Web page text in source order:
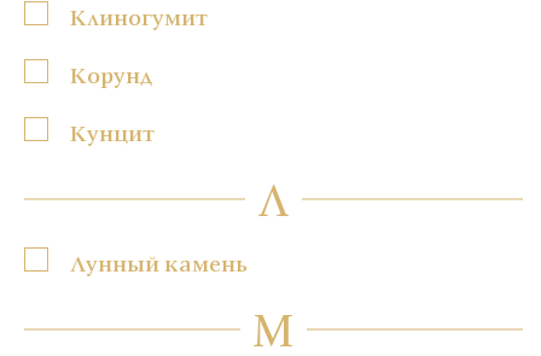
Клиногумит
Корунд
Кунцит
Л
Лунный камень
М